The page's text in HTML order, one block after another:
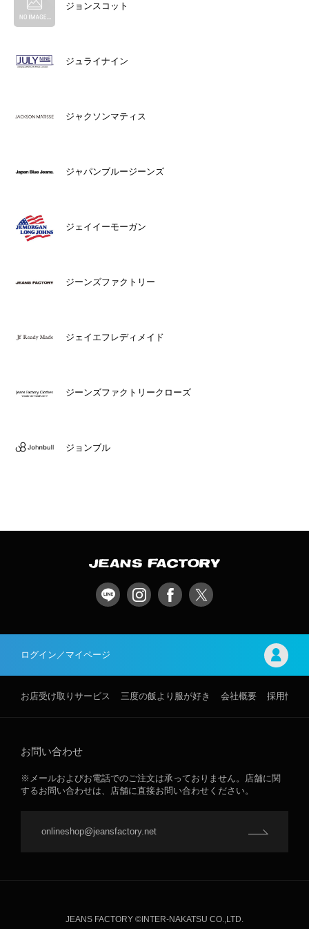
ジョンスコット
ジュライナイン
ジャクソンマティス
ジャパンブルージーンズ
ジェイイーモーガン
ジーンズファクトリー
ジェイエフレディメイド
ジーンズファクトリークローズ
ジョンブル
ログイン／マイページ
お店受け取りサービス 三度の飯より服が好き 会社概要 採用情報
お問い合わせ
※メールおよびお電話でのご注文は承っておりません。店舗に関
するお問い合わせは、店舗に直接お問い合わせください。
onlineshop@jeansfactory.net
JEANS FACTORY ©INTER-NAKATSU CO.,LTD.